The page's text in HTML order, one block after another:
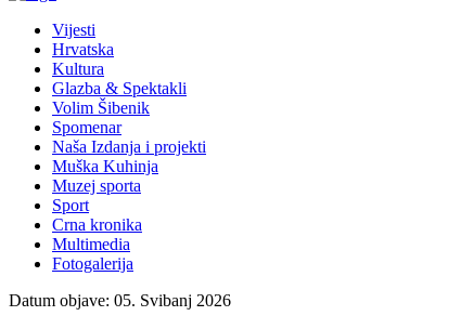
Vijesti
Hrvatska
Kultura
Glazba & Spektakli
Volim Šibenik
Spomenar
Naša Izdanja i projekti
Muška Kuhinja
Muzej sporta
Sport
Crna kronika
Multimedia
Fotogalerija
Datum objave: 05. Svibanj 2026